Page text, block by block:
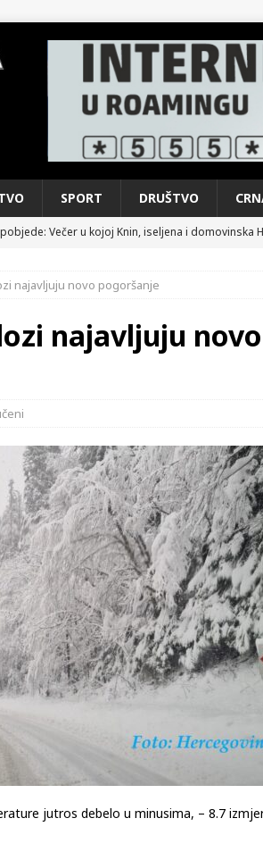
SPORT DRUŠTVO
Večer u kojoj Knin, iseljena i domovinska
iz sažetka dnevnih događaja za protekli vikend
Vozači satima čekaju, dok se drugi ubacuju sa
iz Međugorja; ‘Slobodna Dalmacija‘ u posjedu
u polju kod granice!
CRNA KRONIKA
vala. Svježije u petak. Negdje stižu i pljuskovi.
je donijelo slobodu: Neizbrisiva uloga HVO-a i
RAT
najavljuju novo pogoršanje
najavljuju novo
jutros debelo u minusima, – 8.7